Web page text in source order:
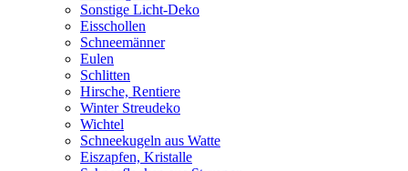
Sonstige Licht-Deko
Eisschollen
Schneemänner
Eulen
Schlitten
Hirsche, Rentiere
Winter Streudeko
Wichtel
Schneekugeln aus Watte
Eiszapfen, Kristalle